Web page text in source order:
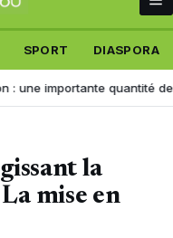
SPORT DIASPORA
importante quantité de ce
la
mise en